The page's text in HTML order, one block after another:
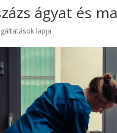
ágyat és
lapja